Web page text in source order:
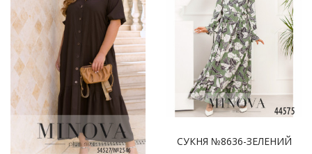
СУКНЯ №8636-ЗЕЛЕНИЙ